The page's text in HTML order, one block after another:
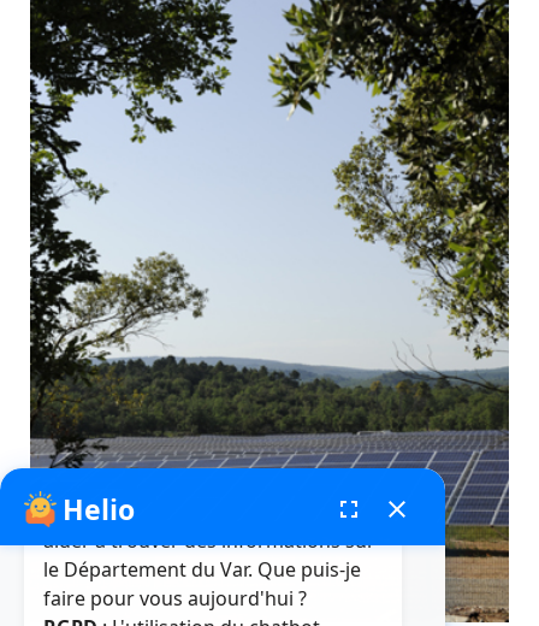
Helio fenêtre de chatbot
fullscreen close
Bonjour, je suis Helio. Je peux vous
aider à trouver des informations sur
le Département du Var. Que puis-je
faire pour vous aujourd'hui ?